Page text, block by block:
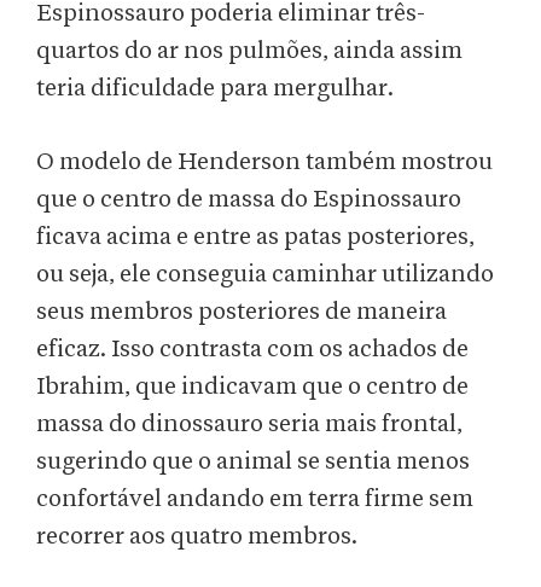
Espinossauro poderia eliminar três-
quartos do ar nos pulmões, ainda assim
teria dificuldade para mergulhar.
O modelo de Henderson também mostrou
que o centro de massa do Espinossauro
ficava acima e entre as patas posteriores,
ou seja, ele conseguia caminhar utilizando
seus membros posteriores de maneira
eficaz. Isso contrasta com os achados de
Ibrahim, que indicavam que o centro de
massa do dinossauro seria mais frontal,
sugerindo que o animal se sentia menos
confortável andando em terra firme sem
recorrer aos quatro membros.